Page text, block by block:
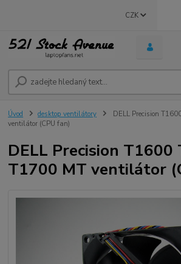
CZK
Úvod desktop ventilátory
DELL Precision
ventilátor (CPU fan)
DELL Precision T1600
T1700 MT ventilátor